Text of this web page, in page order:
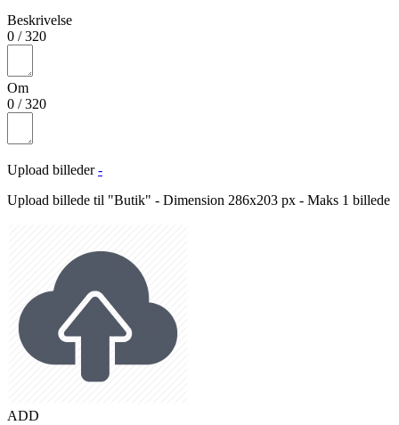
Beskrivelse
0 /320
Om
0 /320
Upload billeder -
Upload billede til "Butik" - Dimension 286x203 px - Maks 1 billede
ADD